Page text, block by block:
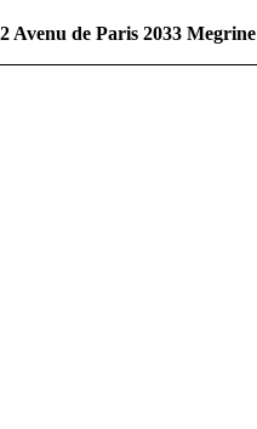
de Paris 2033 Megrine